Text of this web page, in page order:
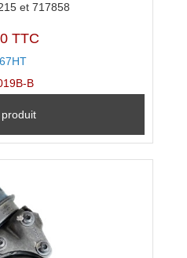
et 717858
TTC
B